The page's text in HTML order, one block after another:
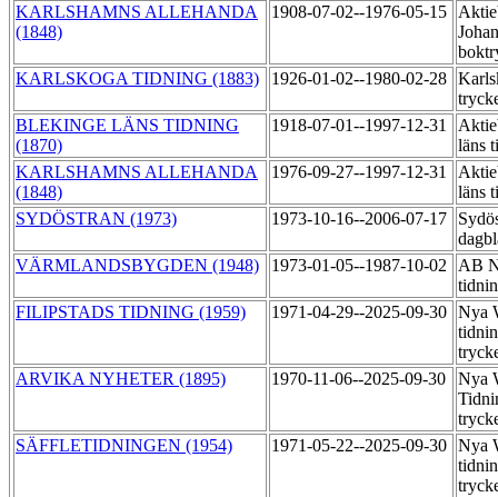
KARLSHAMNS ALLEHANDA
(1848)
1908-07-02--1976-05-15
KARLSKOGA TIDNING (1883)
1926-01-02--1980-02-28
BLEKINGE LÄNS TIDNING
(1870)
1918-07-01--1997-12-31
läns
KARLSHAMNS ALLEHANDA
(1848)
1976-09-27--1997-12-31
läns
SYDÖSTRAN (1973)
1973-10-16--2006-07-17
VÄRMLANDSBYGDEN (1948)
1973-01-05--1987-10-02
AB
FILIPSTADS TIDNING (1959)
1971-04-29--2025-09-30 Nya
ARVIKA NYHETER (1895)
1970-11-06--2025-09-30
Nya
SÄFFLETIDNINGEN (1954)
1971-05-22--2025-09-30 Nya